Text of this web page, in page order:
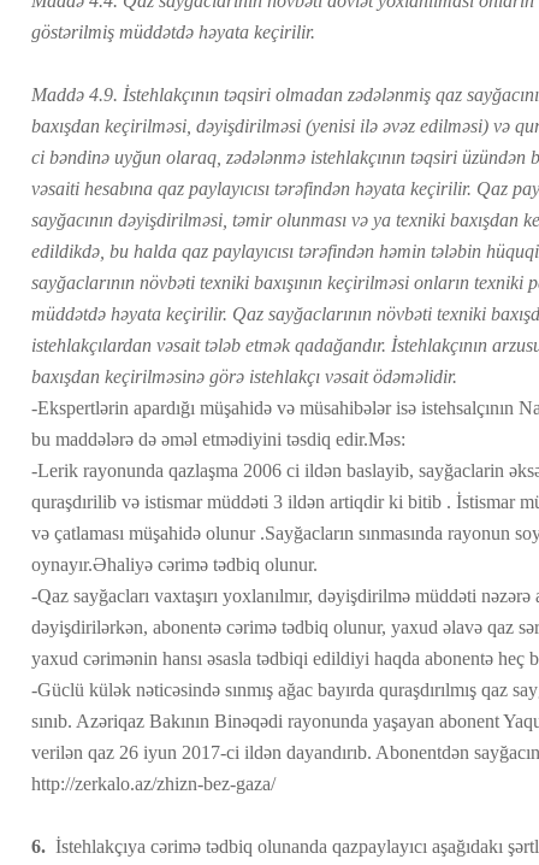
göstərilmiş müddətdə həyata keçirilir.
Maddə 4.9. İstehlakçının təqsiri olmadan zədələnmiş qaz
baxışdan keçirilməsi, dəyişdirilməsi (yenisi ilə əvəz edilməsi) və
ci bəndinə uyğun olaraq, zədələnmə istehlakçının təqsiri üzündən
vəsaiti hesabına qaz paylayıcısı tərəfindən həyata keçirilir. Qaz
sayğacının dəyişdirilməsi, təmir olunması və ya texniki baxışdan
edildikdə, bu halda qaz paylayıcısı tərəfindən həmin tələbin
sayğaclarının növbəti texniki baxışının keçirilməsi onların texniki
müddətdə həyata keçirilir. Qaz sayğaclarının növbəti texniki
istehlakçılardan vəsait tələb etmək qadağandır. İstehlakçının
baxışdan keçirilməsinə görə istehlakçı vəsait ödəməlidir.
-Ekspertlərin apardığı müşahidə və müsahibələr isə istehsalçının
bu maddələrə də əməl etmədiyini təsdiq edir.Məs:
-Lerik rayonunda qazlaşma 2006 ci ildən baslayib, sayğaclarin
quraşdırilib və istismar müddəti 3 ildən artiqdir ki bitib . İstismar
və çatlaması müşahidə olunur .Sayğacların sınmasında rayonun
oynayır.Əhaliyə cərimə tədbiq olunur.
-Qaz sayğacları vaxtaşırı yoxlanılmır, dəyişdirilmə müddəti nəzərə
dəyişdirilərkən, abonentə cərimə tədbiq olunur, yaxud əlavə qaz
yaxud cərimənin hansı əsasla tədbiqi edildiyi haqda abonentə heç
-Güclü külək nəticəsində sınmış ağac bayırda quraşdırılmış qaz
sınıb. Azəriqaz Bakının Binəqədi rayonunda yaşayan abonent
verilən qaz 26 iyun 2017-ci ildən dayandırıb. Abonentdən
http://zerkalo.az/zhizn-bez-gaza/
6. İstehlakçıya cərimə tədbiq olunanda qazpaylayıcı aşağıdakı